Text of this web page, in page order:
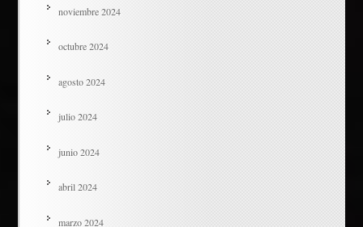
noviembre 2024
octubre 2024
agosto 2024
julio 2024
junio 2024
abril 2024
marzo 2024